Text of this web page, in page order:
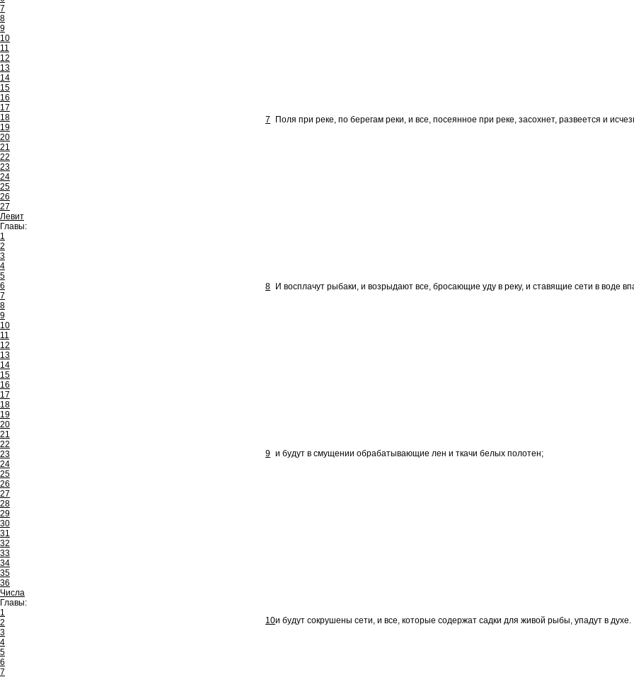
7
8
9
10
11
12
13
14
15
16
17
18
19
20
21
22
23
24
25
26
27
Левит
Главы:
1
2
3
4
5
6
7
8
9
10
11
12
13
14
15
16
17
18
19
20
21
22
23
24
25
26
27
28
29
30
31
32
33
34
35
36
Числа
Главы:
1
2
3
4
5
6
7
7 Поля при реке, по берегам реки, и все, посеянное при реке, засохнет, развеется и
8 И восплачут рыбаки, и возрыдают все, бросающие уду в реку, и ставящие сети в воде
9 и будут в смущении обрабатывающие лен и ткачи белых полотен;
10и будут сокрушены сети, и все, которые содержат садки для живой рыбы, упадут в духе.